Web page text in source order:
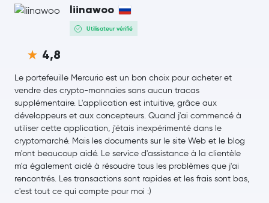
SUI
Polkadot DOT
SHIBA INU SHIB
Uniswap UNI
NEAR Protocol NEAR
OKB OKB
liinawoo
Utilisateur vérifié
4,8
Le portefeuille Mercurio est un bon choix pour acheter et
vendre des crypto-monnaies sans aucun tracas
supplémentaire. L'application est intuitive, grâce aux
développeurs et aux concepteurs. Quand j'ai commencé à
utiliser cette application, j'étais inexpérimenté dans le
cryptomarché. Mais les documents sur le site Web et le blog
m'ont beaucoup aidé. Le service d'assistance à la clientèle
m'a également aidé à résoudre tous les problèmes que j'ai
rencontrés. Les transactions sont rapides et les frais sont bas,
c'est tout ce qui compte pour moi :)